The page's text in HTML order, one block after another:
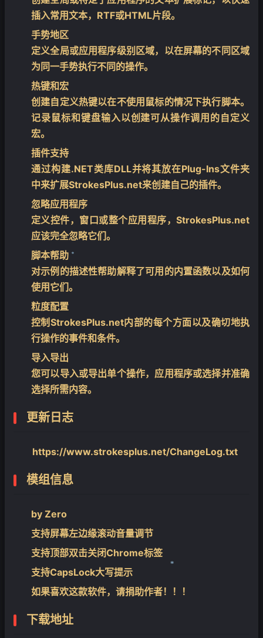
插入常用文本，RTF或HTML片段。
手势地区
定义全局或应用程序级别区域，以在屏幕的不同区域
为同一手势执行不同的操作。
热键和宏
创建自定义热键以在不使用鼠标的情况下执行脚本。
记录鼠标和键盘输入以创建可从操作调用的自定义
宏。
插件支持
通过构建.NET类库DLL并将其放在Plug-Ins文件夹
中来扩展StrokesPlus.net来创建自己的插件。
忽略应用程序
定义控件，窗口或整个应用程序，StrokesPlus.net
应该完全忽略它们。
脚本帮助
对示例的描述性帮助解释了可用的内置函数以及如何
使用它们。
粒度配置
控制StrokesPlus.net内部的每个方面以及确切地执
行操作的事件和条件。
导入导出
您可以导入或导出单个操作，应用程序或选择并准确
选择所需内容。
更新日志
https://www.strokesplus.net/ChangeLog.txt
模组信息
by Zero
支持屏幕左边缘滚动音量调节
支持顶部双击关闭Chrome标签
支持CapsLock大写提示
如果喜欢这款软件，请捐助作者！！！
下载地址
❄